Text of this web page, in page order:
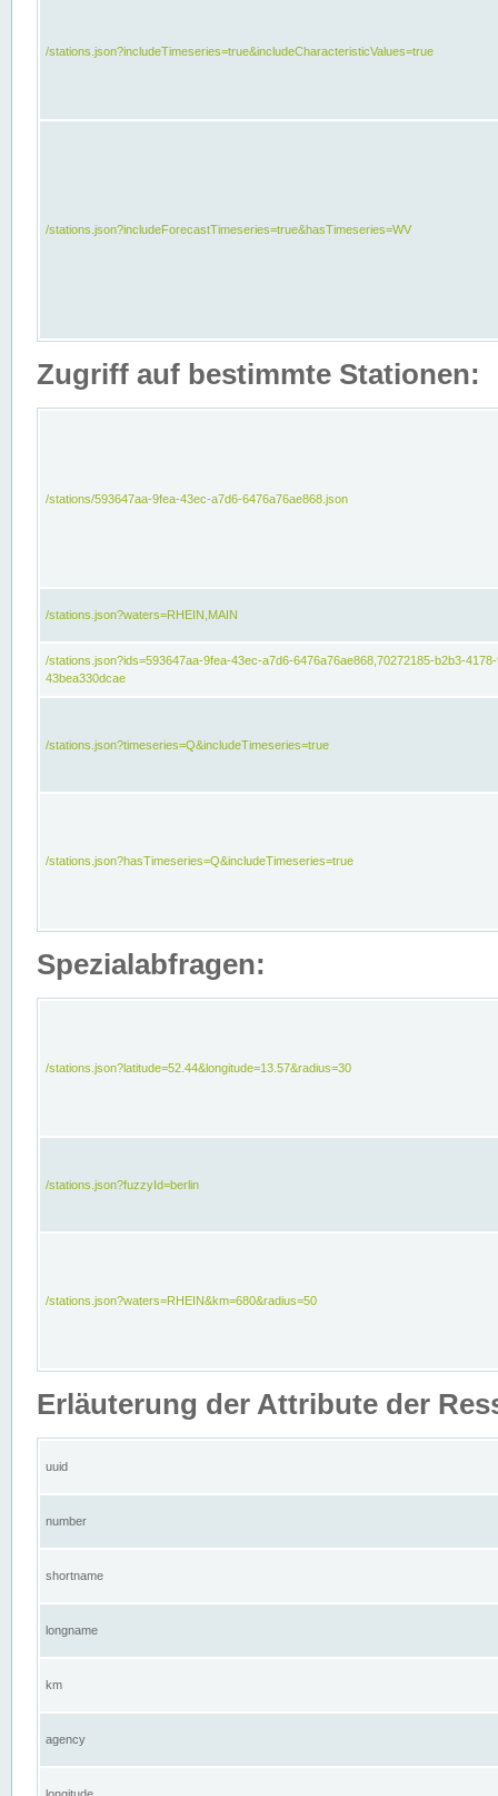
/stations.json?includeTimeseries=true&includeCharacteristicValues=true
/stations.json?includeForecastTimeseries=true&hasTimeseries=WV
Zugriff auf bestimmte Stationen:
/stations/593647aa-9fea-43ec-a7d6-6476a76ae868.json
/stations.json?waters=RHEIN,MAIN
/stations.json?ids=593647aa-9fea-43ec-a7d6-6476a76ae868,70272185-b2b3-
43bea330dcae
/stations.json?timeseries=Q&includeTimeseries=true
/stations.json?hasTimeseries=Q&includeTimeseries=true
Spezialabfragen:
/stations.json?latitude=52.44&longitude=13.57&radius=30
/stations.json?fuzzyId=berlin
/stations.json?waters=RHEIN&km=680&radius=50
Erläuterung der Attribute der
uuid
number
shortname
longname
km
agency